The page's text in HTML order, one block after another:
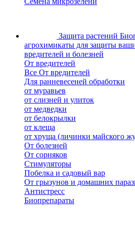
Защита растений
агрохимикаты для защиты
вредителей и болезней
От вредителей
Все От вредителей
Для ранневесеней обработки
от муравьев
от слизней и улиток
от медведки
от белокрылки
от клеща
от хруща (личинки майского
От болезней
От сорняков
Стимуляторы
Побелка и садовый вар
От грызунов и домашних
Антистресс
Биопрепараты